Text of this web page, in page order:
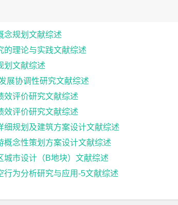
念规划文献综述
的理论与实践文献综述
划文献综述
展协调性研究文献综述
效评价研究文献综述
效评价研究文献综述
细规划及建筑方案设计文献综述
概念性策划方案设计文献综述
城市设计（B地块）文献综述
行为分析研究与应用-5文献综述